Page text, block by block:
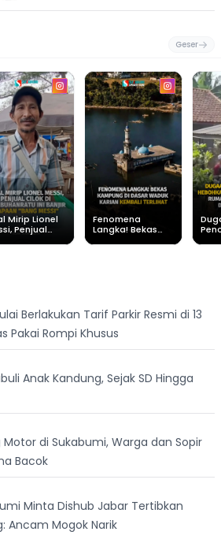
Geser
Mirip Lionel
Penjual
Messi"
Fenomena
Langka! Bekas
Berlakukan Tarif Parkir Resmi di 13
Pakai Rompi Khusus
Anak Kandung, Sejak SD Hingga
di Sukabumi, Warga dan Sopir
Bacok
Minta Dishub Jabar Tertibkan
Ancam Mogok Narik